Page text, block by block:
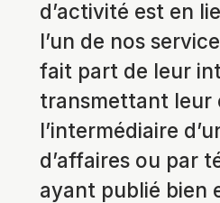
d’activité est en
l’un de nos
fait part de leur
transmettant leur
l’intermédiaire
d’affaires ou par
ayant publié bien